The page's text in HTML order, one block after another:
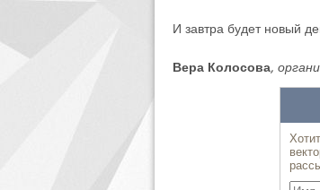
И завтра будет новый
Вера Колосова,